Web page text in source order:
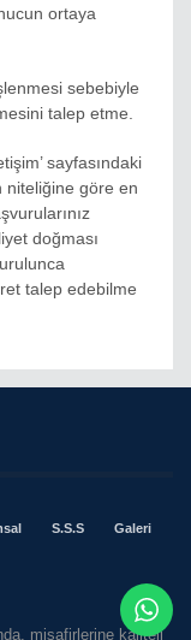
ortaya
sebebiyle
talep etme.
sayfasındaki
niteliğine göre en
doğması
talep edebilme
S.S.S
Galeri
misafirlerine kaliteli